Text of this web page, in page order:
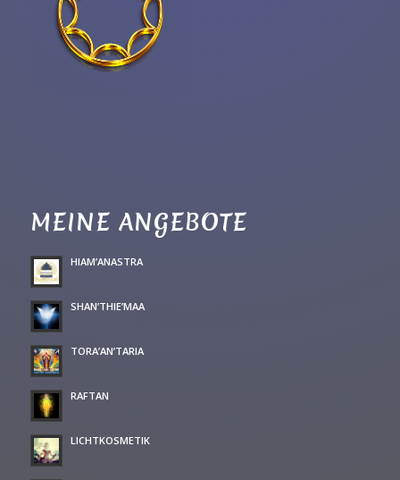
MEINE ANGEBOTE
HIAM’ANASTRA
SHAN’THIE’MAA
TORA’AN’TARIA
RAFTAN
LICHTKOSMETIK